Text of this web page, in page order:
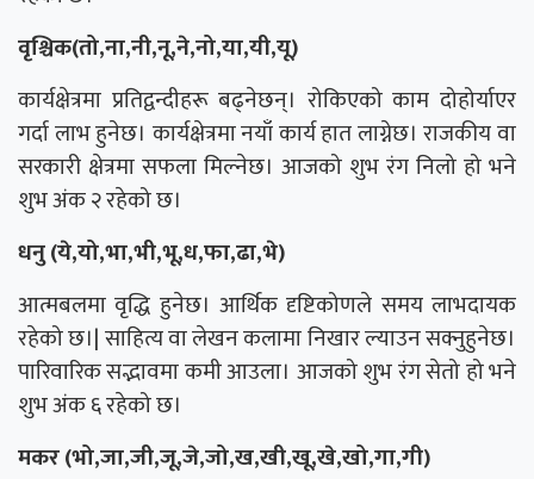
वृश्चिक(तो,ना,नी,नू,ने,नो,या,यी,यू)
कार्यक्षेत्रमा प्रतिद्वन्दीहरू बढ्नेछन्। रोकिएको काम दोहोर्याएर
गर्दा लाभ हुनेछ। कार्यक्षेत्रमा नयाँ कार्य हात लाग्नेछ। राजकीय वा
सरकारी क्षेत्रमा सफला मिल्नेछ। आजको शुभ रंग निलो हो भने
शुभ अंक २ रहेको छ।
धनु (ये,यो,भा,भी,भू,ध,फा,ढा,भे)
आत्मबलमा वृद्धि हुनेछ। आर्थिक दृष्टिकोणले समय लाभदायक
रहेको छ।| साहित्य वा लेखन कलामा निखार ल्याउन सक्नुहुनेछ।
पारिवारिक सद्भावमा कमी आउला। आजको शुभ रंग सेतो हो भने
शुभ अंक ६ रहेको छ।
मकर (भो,जा,जी,जू,जे,जो,ख,खी,खू,खे,खो,गा,गी)